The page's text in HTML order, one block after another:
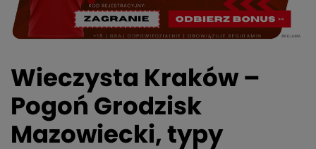
Wieczysta Kraków –
Pogoń Grodzisk
Mazowiecki, typy